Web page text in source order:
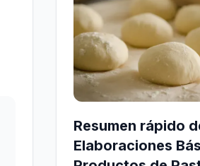
Resumen rápido
Elaboraciones